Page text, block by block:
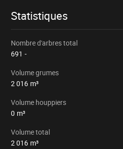
la régénération naturelle.
Statistiques
Nombre d'arbres total
691 -
Volume grumes
2 016 m³
Volume houppiers
0 m³
Volume total
2 016 m³